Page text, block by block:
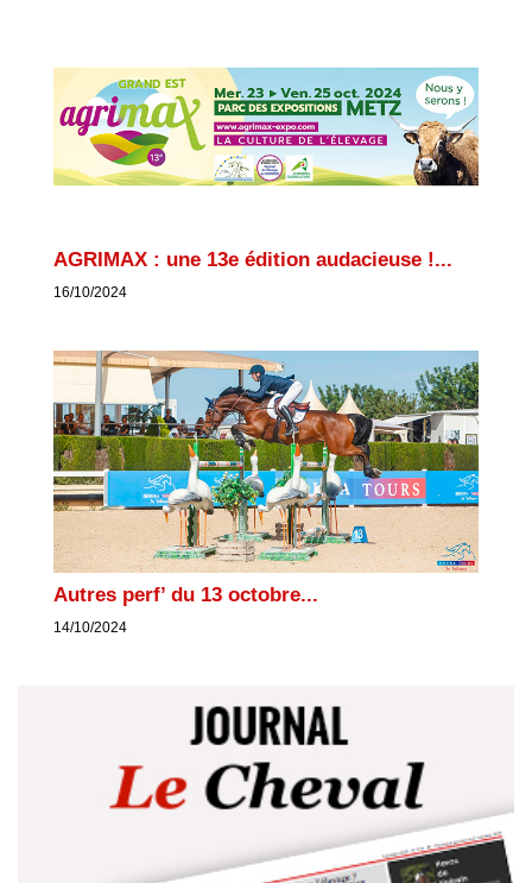
AGRIMAX : une 13e édition audacieuse !...
16/10/2024
Autres perf’ du 13 octobre...
14/10/2024